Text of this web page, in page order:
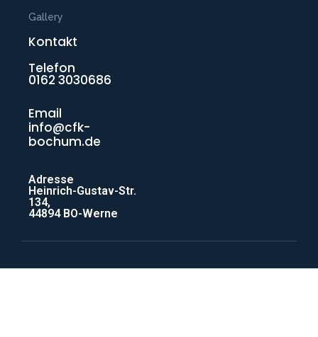
Gallery
Kontakt
Telefon
0162 3030686
Email
info@cfk-
bochum.de
Adresse
Heinrich-Gustav-Str.
134,
44894 BO-Werne